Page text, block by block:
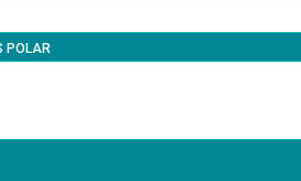
POLAR